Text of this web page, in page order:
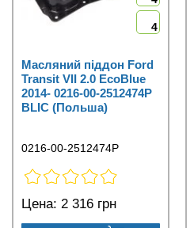
4
Масляний піддон Ford
Transit VII 2.0 EcoBlue
2014- 0216-00-2512474P
BLIC (Польша)
0216-00-2512474P
Цена: 2 316 грн